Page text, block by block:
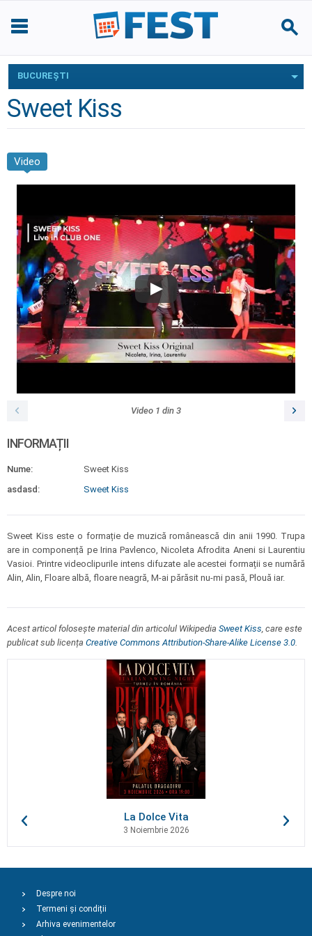
BUCUREŞTI
Sweet Kiss
Video
Video 1 din 3
INFORMAȚII
Nume:
Sweet Kiss
asdasd:
Sweet Kiss
Sweet Kiss este o formație de muzică românească din anii 1990. Trupa
are in componență pe Irina Pavlenco, Nicoleta Afrodita Aneni si Laurentiu
Vasioi. Printre videoclipurile intens difuzate ale acestei formații se numără
Alin, Alin, Floare albă, floare neagră, M-ai părăsit nu-mi pasă, Plouă iar.
Acest articol folosește material din articolul Wikipedia Sweet Kiss, care este
publicat sub licența Creative Commons Attribution-Share-Alike License 3.0.
La Dolce Vita
3 Noiembrie 2026
Despre noi
Termeni și condiții
Arhiva evenimentelor